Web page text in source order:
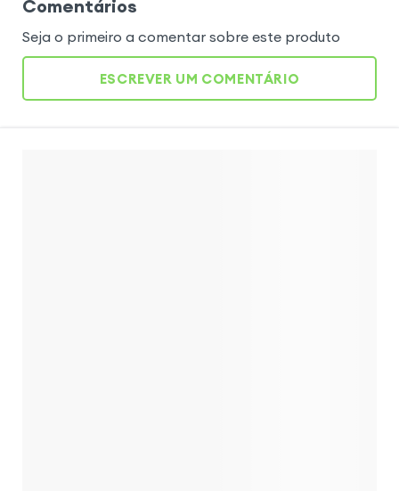
Comentários
Seja o primeiro a comentar sobre este produto
ESCREVER UM COMENTÁRIO